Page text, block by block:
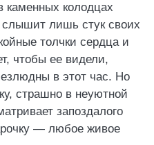
колодцах
лишь стук своих
толчки сердца и
чтобы ее видели,
в этот час. Но
страшно в неуютной
запоздалого
— любое живое